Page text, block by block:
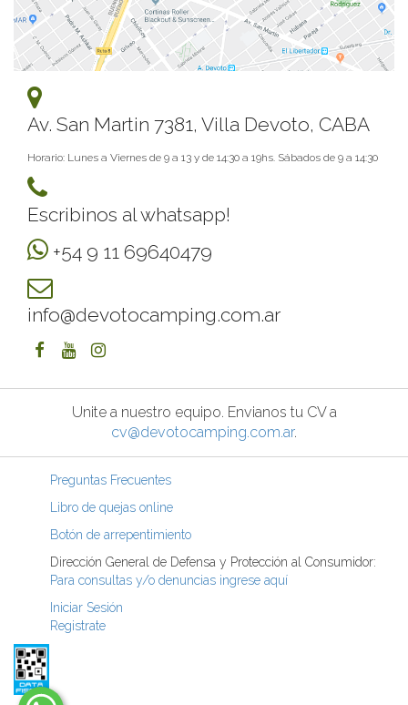
Av. San Martin 7381, Villa Devoto, CABA
Horario: Lunes a Viernes de 9 a 13 y de 14:30 a 19hs. Sábados de 9 a 14:30
Escribinos al whatsapp!
+54 9 11 69640479
info@devotocamping.com.ar
Unite a nuestro equipo. Envianos tu CV a
cv@devotocamping.com.ar.
Preguntas Frecuentes
Libro de quejas online
Botón de arrepentimiento
Dirección General de Defensa y Protección al Consumidor:
Para consultas y/o denuncias ingrese aquí
Iniciar Sesión
Registrate